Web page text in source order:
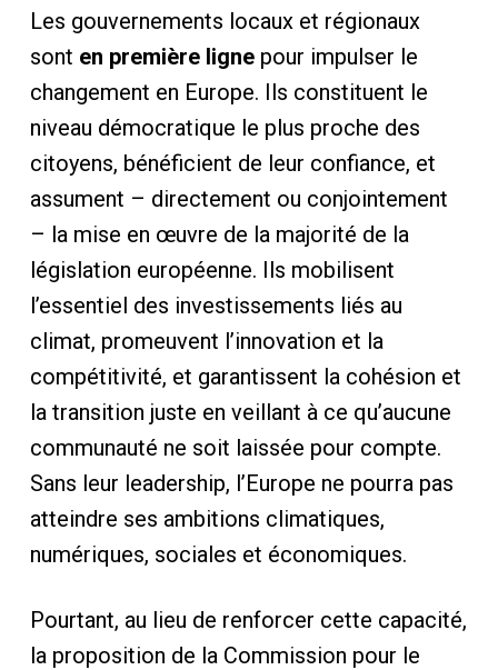
Les gouvernements locaux et régionaux
sont en première lignepour impulser le
changement en Europe. Ils constituent le
niveau démocratique le plus proche des
citoyens, bénéficient de leur confiance, et
assument – directement ou conjointement
– la mise en œuvre de la majorité de la
législation européenne. Ils mobilisent
l’essentiel des investissements liés au
climat, promeuvent l’innovation et la
compétitivité, et garantissent la cohésion et
la transition juste en veillant à ce qu’aucune
communauté ne soit laissée pour compte.
Sans leur leadership, l’Europe ne pourra pas
atteindre ses ambitions climatiques,
numériques, sociales et économiques.
Pourtant, au lieu de renforcer cette capacité,
la proposition de la Commission pour le